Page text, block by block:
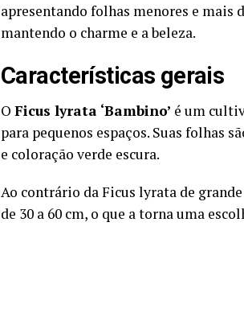
apresentando folhas menores e mais
mantendo o charme e a beleza.
Características gerais
O Ficus lyrata ‘Bambino’ é um
para pequenos espaços. Suas folhas
e coloração verde escura.
Ao contrário da Ficus lyrata de
de 30 a 60 cm, o que a torna uma